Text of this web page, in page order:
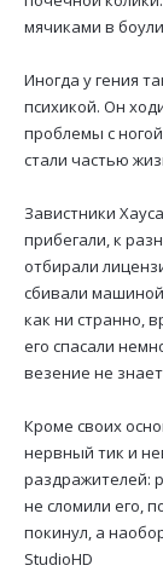
мячиками в
Иногда у гения
психикой. Он
проблемы с
стали частью
Завистники
прибегали, к
отбирали
сбивали
как ни странно,
его спасали
везение не
Кроме своих
нервный тик и
раздражителей:
не сломили его,
покинул, а
StudioHD